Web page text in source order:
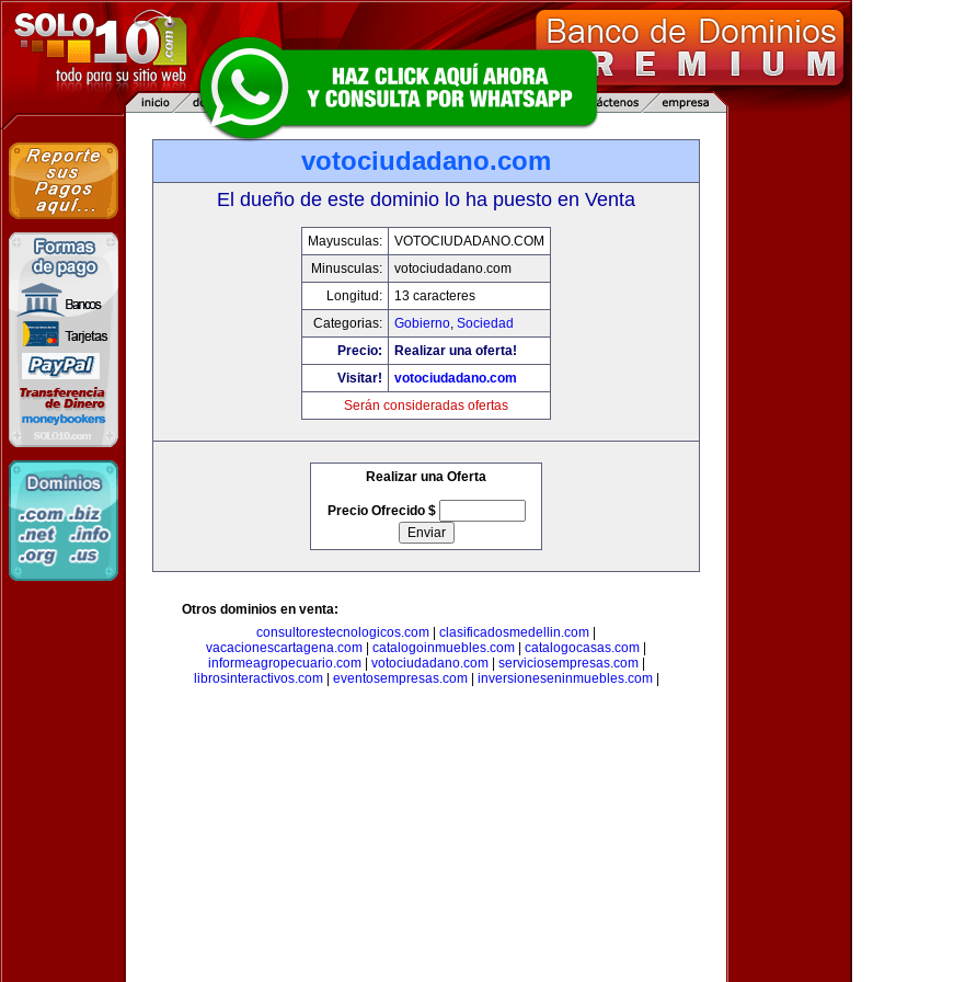
votociudadano.com
El dueño de este dominio lo ha puesto en Venta
Mayusculas:
VOTOCIUDADANO.COM
Minusculas:
votociudadano.com
Longitud:
13 caracteres
Categorias:
Gobierno, Sociedad
Precio:
Realizar una oferta!
Visitar!
votociudadano.com
Serán consideradas ofertas
Realizar una Oferta
Precio Ofrecido $
Otros dominios en venta:
consultorestecnologicos.com
clasificadosmedellin.com
vacacionescartagena.com
catalogoinmuebles.com catalogocasas.com
informeagropecuario.com| votociudadano.com| serviciosempresas.com|
librosinteractivos.com| eventosempresas.com| inversioneseninmuebles.com|